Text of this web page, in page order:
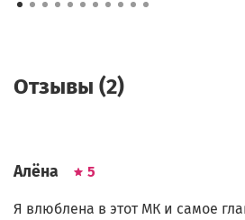
Отзывы (2)
Алёна 5
Я влюблена в этот МК и самое